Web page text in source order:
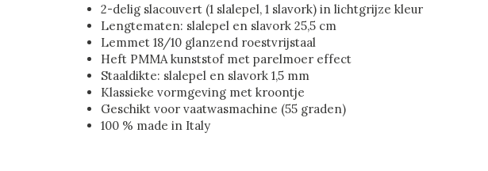
2-delig slacouvert (1 slalepel, 1 slavork) in lichtgrijze kleur
Lengtematen: slalepel en slavork 25,5 cm
Lemmet 18/10 glanzend roestvrijstaal
Heft PMMA kunststof met parelmoer effect
Staaldikte: slalepel en slavork 1,5 mm
Klassieke vormgeving met kroontje
Geschikt voor vaatwasmachine (55 graden)
100 % made in Italy